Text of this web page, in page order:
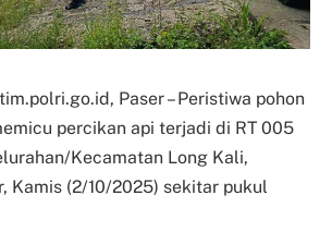
Paser – Peristiwa pohon
percikan api terjadi di RT 005
Kecamatan Long Kali,
Kamis (2/10/2025) sekitar pukul